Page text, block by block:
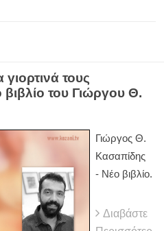
γιορτινά τους
του Γιώργου Θ.
Γιώργος Θ.
Κασαπίδης
- Νέο βιβλίο.
Διαβάστε